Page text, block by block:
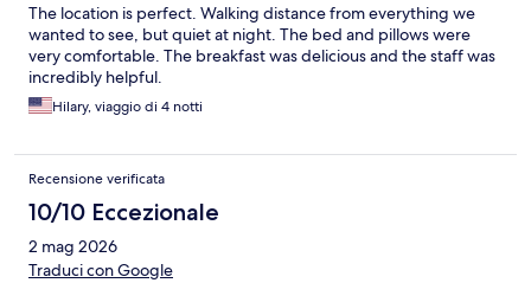
The location is perfect. Walking distance from everything we
wanted to see, but quiet at night. The bed and pillows were
very comfortable. The breakfast was delicious and the staff was
incredibly helpful.
Hilary, viaggio di 4 notti
Recensione verificata
10/10 Eccezionale
2 mag 2026
Traduci con Google